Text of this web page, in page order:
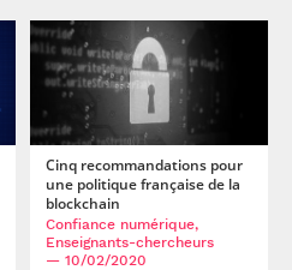
Cinq recommandations pour
une politique française de la
blockchain
Confiance numérique,
Enseignants-chercheurs
— 10/02/2020